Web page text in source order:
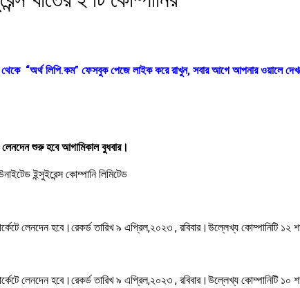
থেকে “অর্থ লিপি.কম” ফেসবুক পেজে লাইক করে রাখুন, সবার আগে আপনার ওয়ালে
লেনদেন শুরু হবে আগামিকাল বুধবার।
ইন্সুইরেন্স কোম্পানি লিমিটেড
লেনদেন হবে।রেকর্ড তারিখ ৯ এপ্রিল,২০২৩ , রবিবার।উল্লেখ্য কোম্পানিটি ১২
লেনদেন হবে।রেকর্ড তারিখ ৯ এপ্রিল,২০২৩ , রবিবার।উল্লেখ্য কোম্পানিটি ১০